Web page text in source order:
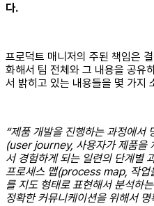
다.
프로덕트 매니저의 주된 책임은
화해서 팀 전체와 그 내용을 공유
서 밝히고 있는 내용들을 몇 가지
“제품 개발을 진행하는 과정에서
(user journey, 사용자가 제품을
서 경험하게 되는 일련의 단계별
프로세스 맵(process map, 작업
를 지도 형태로 표현해서 분석하
정확한 커뮤니케이션을 위해서